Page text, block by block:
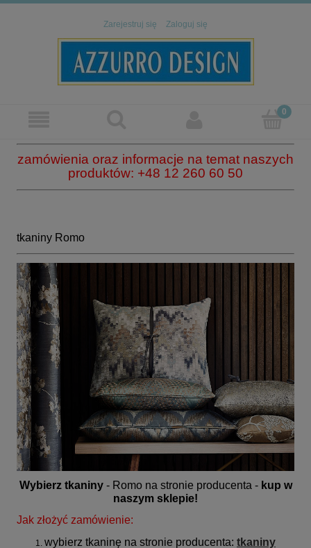
Zarejestruj się Zaloguj się
zamówienia oraz informacje na temat naszych
produktów: +48 12 260 60 50
tkaniny Romo
Wybierz tkaniny- Romo na stronie producenta - kup w
naszym sklepie!
Jak złożyć zamówienie:
wybierz tkaninę na stronie producenta: tkaniny